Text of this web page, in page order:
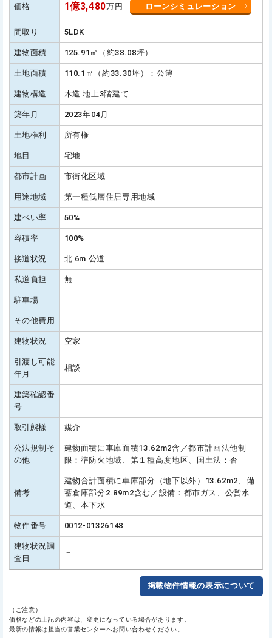
価格 1億3,480万円 ローンシミュレーション
間取り 5LDK
建物面積 125.91㎡（約38.08坪）
土地面積 110.1㎡（約33.30坪）：公簿
建物構造 木造 地上3階建て
築年月 2023年04月
土地権利 所有権
地目 宅地
都市計画 市街化区域
用途地域 第一種低層住居専用地域
建ぺい率 50%
容積率 100%
接道状況 北 6m 公道
私道負担 無
駐車場
その他費用
建物状況 空家
引渡し可能
年月
相談
建築確認番
号
取引態様 媒介
公法規制そ
の他
建物面積に車庫面積13.62m2含／都市計画法他制
限：準防火地域、第１種高度地区、国土法：否
備考
建物合計面積に車庫部分（地下以外）13.62m2、備
蓄倉庫部分2.89m2含む／設備：都市ガス、公営水
道、本下水
物件番号 0012-01326148
建物状況調
査日
－
掲載物件情報の表示について
（ご注意）
価格などの上記の内容は、変更になっている場合があります。
最新の情報は担当の営業センターへお問い合わせください。